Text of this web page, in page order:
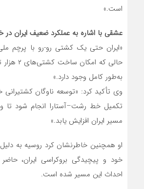
است.»
عشقی با اشاره به عملکرد ضعیف ایران در
«ایران حتی یک کشتی رو-رو با پرچم
حالی که
به‌طور کامل وجود دارد.»
وی تأکید کرد: «توسعه ناوگان کشتیرانی
تکمیل خط رشت–آستارا انجام شود تا
مسیر ایران افزایش یابد.»
او همچنین خاطرنشان کرد روسیه به
خود و پیچیدگی بروکراسی ایران، حاضر
احداث این مسیر شده است.